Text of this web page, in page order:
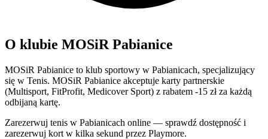
O klubie MOSiR Pabianice
MOSiR Pabianice to klub sportowy w Pabianicach, specjalizujący
się w Tenis. MOSiR Pabianice akceptuje karty partnerskie
(Multisport, FitProfit, Medicover Sport) z rabatem -15 zł za każdą
odbijaną kartę.
Zarezerwuj tenis w Pabianicach online — sprawdź dostępność i
zarezerwuj kort w kilka sekund przez Playmore.